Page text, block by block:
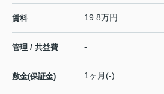
賃料 19.8万円
管理 / 共益費 -
敷金(保証金) 1ヶ月(-)